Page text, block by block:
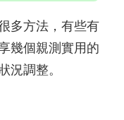
多方法，有些有
幾個親測實用的
況調整。